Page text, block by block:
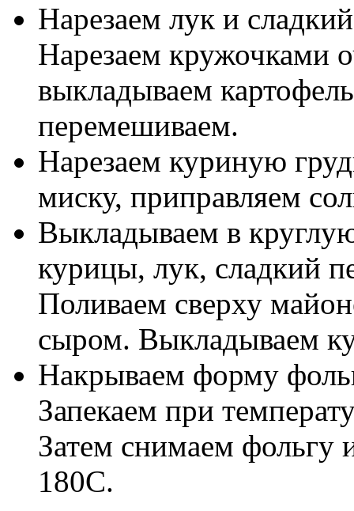
Нарезаем лук и
Нарезаем кружочками
выкладываем
перемешиваем.
Нарезаем куриную
миску, приправляем
Выкладываем в
курицы, лук, сладкий
Поливаем сверху
сыром. Выкладываем
Накрываем форму
Запекаем при
Затем снимаем фольгу
180C.